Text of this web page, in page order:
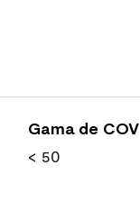
Gama de COV
< 50